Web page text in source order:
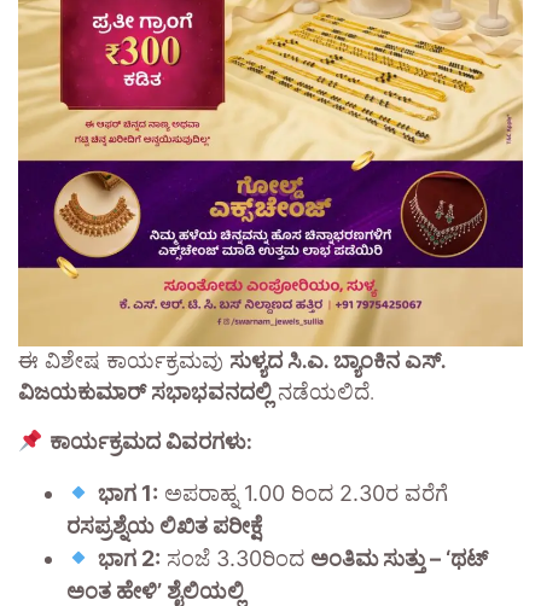
ಈ ವಿಶೇಷ ಕಾರ್ಯಕ್ರಮವು ಸುಳ್ಯದ ಸಿ.ಎ. ಬ್ಯಾಂಕಿನ ಎಸ್.
ವಿಜಯಕುಮಾರ್ ಸಭಾಭವನದಲ್ಲಿ ನಡೆಯಲಿದೆ.
ಕಾರ್ಯಕ್ರಮದ ವಿವರಗಳು:
ಭಾಗ 1: ಅಪರಾಹ್ನ 1.00 ರಿಂದ 2.30ರ ವರೆಗೆ
ರಸಪ್ರಶ್ನೆಯ ಲಿಖಿತ ಪರೀಕ್ಷೆ
ಭಾಗ 2: ಸಂಜೆ 3.30ರಿಂದ ಅಂತಿಮ ಸುತ್ತು – ‘ಥಟ್
ಅಂತ ಹೇಳಿ’ ಶೈಲಿಯಲ್ಲಿ